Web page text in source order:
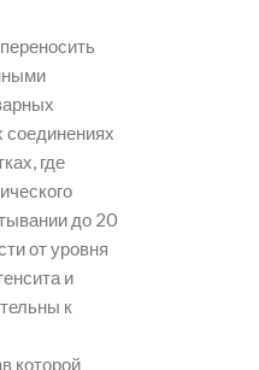
соединениях
где
до 20
от уровня
и
к
которой